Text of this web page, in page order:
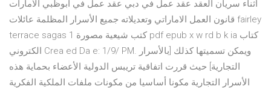
أثناء سريان العقد عقد عمل في دبي عقد عمل في ابوظبي الامارات
قانون العمل الاماراتي وتعديلاته جميع الأسرار المظلمة عائلات fairley
terrace sagas 1 كتب شيعية مصورة pdf epub x w rd b k ia كتاب
الكتروني Crea ed Da e: 1/9/ PM. ويمكن تسميتها كذلك [بالأسرار
التجارية] حيث قررت اتفاقية تريبس الدولية الأعضاء بحماية هذه
الأسرار التجارية مكونا أساسيا من مكونات ملفات الملكية الفكرية